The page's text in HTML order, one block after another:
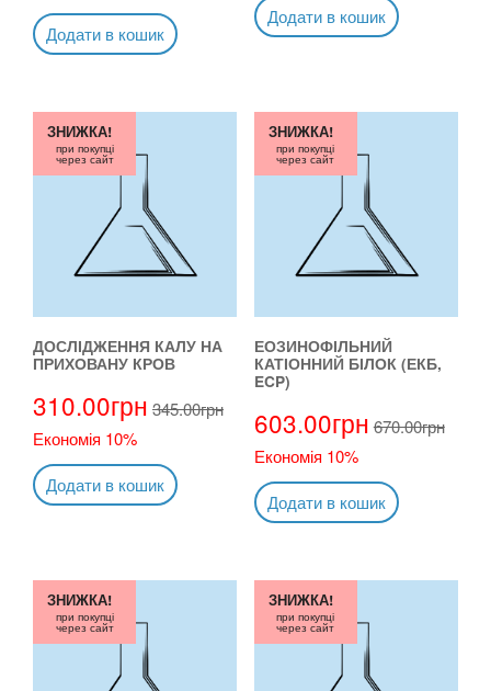
Додати в кошик
Додати в кошик
ДОСЛІДЖЕННЯ КАЛУ НА
ПРИХОВАНУ КРОВ
310.00грн 345.00грн
Економія 10%
ЗНИЖКА!
при покупці
через сайт
Додати в кошик
ЕОЗИНОФІЛЬНИЙ
КАТІОННИЙ БІЛОК (ЕКБ,
ECP)
603.00грн 670.00грн
Економія 10%
ЗНИЖКА!
при покупці
через сайт
Додати в кошик
ЗНИЖКА!
при покупці
через сайт
ЗНИЖКА!
при покупці
через сайт